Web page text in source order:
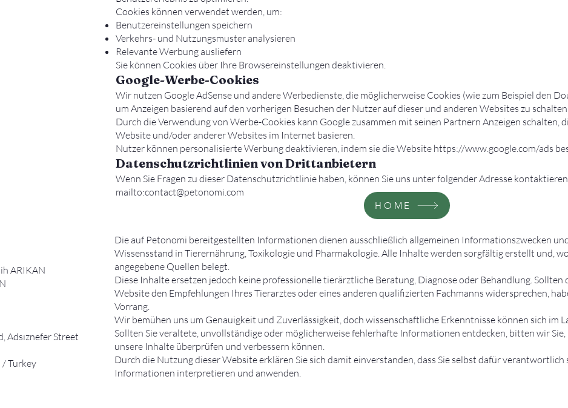
Cookies können verwendet werden, um:
Benutzereinstellungen speichern
Verkehrs- und Nutzungsmuster analysieren
Relevante Werbung ausliefern
Sie können Cookies über Ihre Browsereinstellungen deaktivieren.
Google-Werbe-Cookies
Wir nutzen Google AdSense und andere Werbedienste, die möglicherweise Cookies (wie zum Beispiel den
um Anzeigen basierend auf den vorherigen Besuchen der Nutzer auf dieser und anderen Websites zu
Durch die Verwendung von Werbe-Cookies kann Google zusammen mit seinen Partnern Anzeigen schalten,
Website und/oder anderer Websites im Internet basieren.
Nutzer können personalisierte Werbung deaktivieren, indem sie die Website https://www.google.com/ads
Datenschutzrichtlinien von Drittanbietern
Wenn Sie Fragen zu dieser Datenschutzrichtlinie haben, können Sie uns unter folgender Adresse
mailto:contact@petonomi.com
HOME
ARIKAN
Adsıznefer Street
/ Turkey
Die auf Petonomi bereitgestellten Informationen dienen ausschließlich allgemeinen Informationszwecken
Wissensstand in Tierernährung, Toxikologie und Pharmakologie. Alle Inhalte werden sorgfältig erstellt und,
angegebene Quellen belegt.
Diese Inhalte ersetzen jedoch keine professionelle tierärztliche Beratung, Diagnose oder Behandlung.
Website den Empfehlungen Ihres Tierarztes oder eines anderen qualifizierten Fachmanns widersprechen,
Vorrang.
Wir bemühen uns um Genauigkeit und Zuverlässigkeit, doch wissenschaftliche Erkenntnisse können sich im
Sollten Sie veraltete, unvollständige oder möglicherweise fehlerhafte Informationen entdecken, bitten wir
unsere Inhalte überprüfen und verbessern können.
Durch die Nutzung dieser Website erklären Sie sich damit einverstanden, dass Sie selbst dafür
Informationen interpretieren und anwenden.